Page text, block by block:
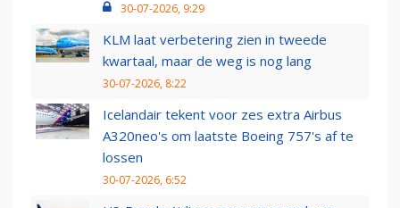
30-07-2026, 9:29
KLM laat verbetering zien in tweede
kwartaal, maar de weg is nog lang
30-07-2026, 8:22
Icelandair tekent voor zes extra Airbus
A320neo's om laatste Boeing 757's af te
lossen
30-07-2026, 6:52